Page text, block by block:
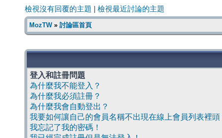
檢視沒有回覆的主題 檢視最近討論的主題
MozTW» 討論區首頁
登入和註冊問題
為什麼我不能登入？
為什麼我必須註冊？
為什麼我會自動登出？
我要如何讓自己的會員名稱不出現在線上會員列表裡頭
我忘記了我的密碼！